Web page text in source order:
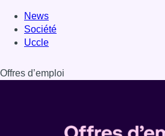
News
Société
Uccle
Offres d’emploi